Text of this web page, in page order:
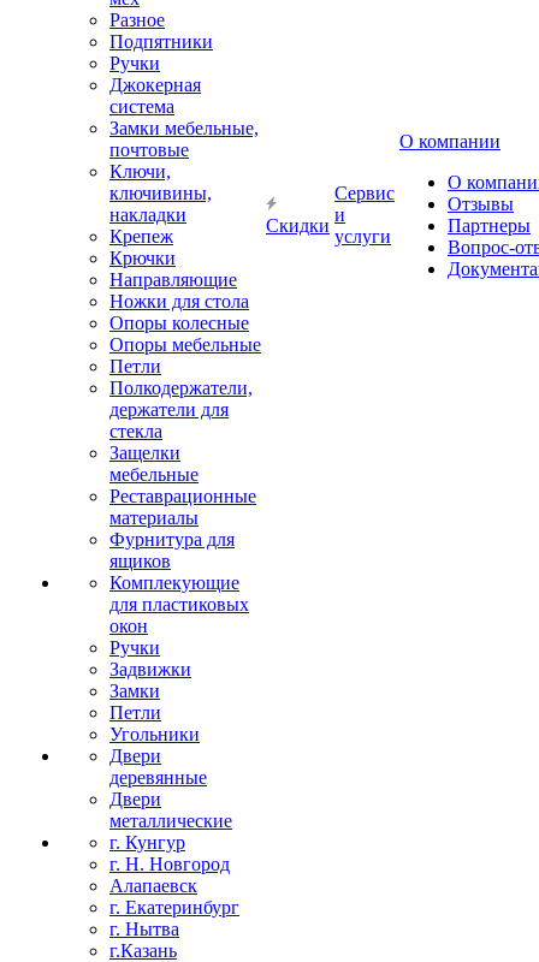
Разное
Подпятники
Ручки
Джокерная
система
Замки мебельные,
почтовые
Ключи,
ключивины,
накладки
Крепеж
Крючки
Направляющие
Ножки для стола
Опоры колесные
Опоры мебельные
Петли
Полкодержатели,
держатели для
стекла
Защелки
мебельные
Реставрационные
материалы
Фурнитура для
ящиков
Комплекующие
для пластиковых
окон
Ручки
Задвижки
Замки
Петли
Угольники
Двери
деревянные
Двери
металлические
г. Кунгур
г. Н. Новгород
Алапаевск
г. Екатеринбург
г. Нытва
г.Казань
Скидки
Сервис
и
услуги
О компании
О
Отзывы
Партнеры
Вопрос-